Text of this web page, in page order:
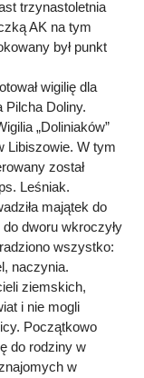
trzynastoletnia
AK na tym
był punkt
wigilię dla
Pilcha Doliny.
„Doliniaków”
Libiszowie. W tym
został
Leśniak.
majątek do
dworu wkroczyły
wszystko:
naczynia.
ziemskich,
i nie mogli
Początkowo
do rodziny w
w